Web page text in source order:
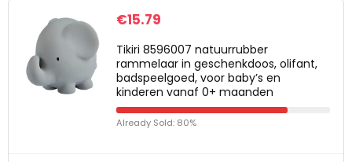
€15.79
Tikiri 8596007 natuurrubber
rammelaar in geschenkdoos, olifant,
badspeelgoed, voor baby’s en
kinderen vanaf 0+ maanden
Already Sold: 80%